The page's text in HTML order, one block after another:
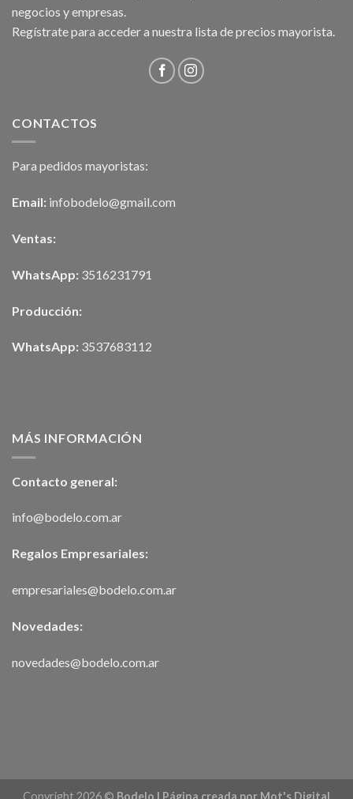
negocios y empresas.
Regístrate para acceder a nuestra lista de precios mayorista.
CONTACTOS
Para pedidos mayoristas:
Email: infobodelo@gmail.com
Ventas:
WhatsApp: 3516231791
Producción:
WhatsApp: 3537683112
MÁS INFORMACIÓN
Contacto general:
info@bodelo.com.ar
Regalos Empresariales:
empresariales@bodelo.com.ar
Novedades:
novedades@bodelo.com.ar
Copyright 2026 © Bodelo | Página creada por Mot's Digital